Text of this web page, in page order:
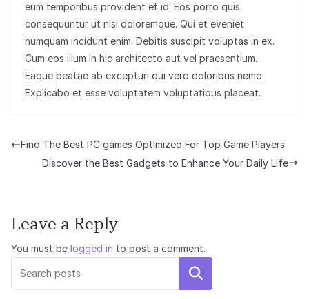
eum temporibus provident et id. Eos porro quis
consequuntur ut nisi doloremque. Qui et eveniet
numquam incidunt enim. Debitis suscipit voluptas in ex.
Cum eos illum in hic architecto aut vel praesentium.
Eaque beatae ab excepturi qui vero doloribus nemo.
Explicabo et esse voluptatem voluptatibus placeat.
Find The Best PC games Optimized For Top Game Players
Discover the Best Gadgets to Enhance Your Daily Life
Leave a Reply
You must be logged in to post a comment.
Search